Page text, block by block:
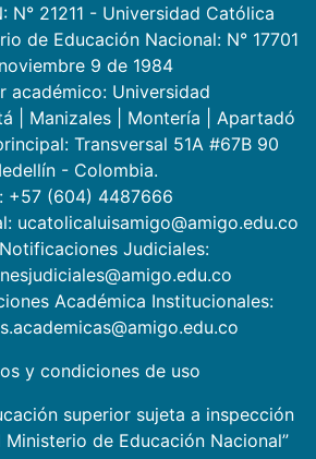
N° 21211 - Universidad Católica
de Educación Nacional: N° 17701
9 de 1984
académico: Universidad
Manizales Montería
Apartadó
Transversal 51A #67B 90
- Colombia.
+57 (604) 4487666
ucatolicaluisamigo@amigo.edu.co
Judiciales:
Académica Institucionales:
y condiciones de uso
superior sujeta a inspección
de Educación Nacional”